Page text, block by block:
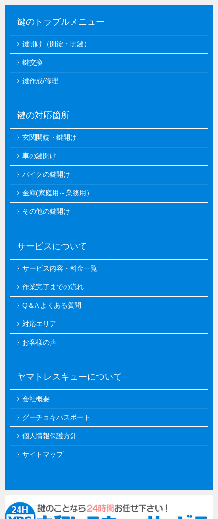
鍵のトラブルメニュー
鍵開け（開錠・開鍵）
鍵交換
鍵作成/修理
鍵の対応箇所
玄関開錠・鍵開け
車の鍵開け
バイクの鍵開け
金庫(家庭用～業務用）
その他の鍵開け
サービスについて
サービス内容・料金一覧
作業完了までの流れ
Q＆A よくある質問
対応エリア
お客様の声
ヤマトレスキューについて
会社概要
グーチョキパスポート
個人情報保護方針
サイトマップ